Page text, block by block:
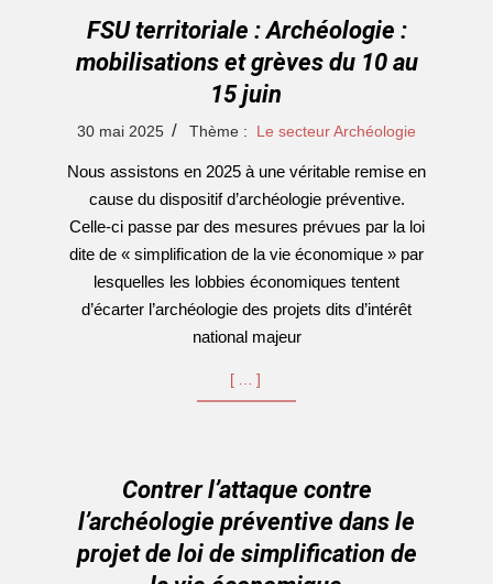
FSU territoriale : Archéologie :
mobilisations et grèves du 10 au
15 juin
2025-
30
30 mai 2025 Thème : Le secteur Archéologie
Nous assistons en 2025 à une véritable remise en
cause du dispositif d’archéologie préventive.
Celle-ci passe par des mesures prévues par la loi
dite de « simplification de la vie économique » par
lesquelles les lobbies économiques tentent
d’écarter l’archéologie des projets dits d’intérêt
national majeur
[…]
Contrer l’attaque contre
l’archéologie préventive dans le
projet de loi de simplification de